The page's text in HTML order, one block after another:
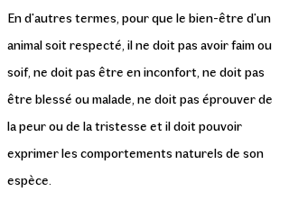
En d'autres termes, pour que le bien-être d'un
animal soit respecté, il ne doit pas avoir faim ou
soif, ne doit pas être en inconfort, ne doit pas
être blessé ou malade, ne doit pas éprouver de
la peur ou de la tristesse et il doit pouvoir
exprimer les comportements naturels de son
espèce.